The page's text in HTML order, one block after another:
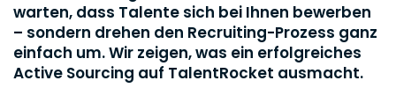
warten, dass Talente sich bei Ihnen bewerben
– sondern drehen den Recruiting-Prozess ganz
einfach um. Wir zeigen, was ein erfolgreiches
Active Sourcing auf TalentRocket ausmacht.